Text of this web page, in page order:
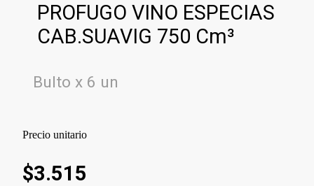
PROFUGO VINO ESPECIAS
CAB.SUAVIG 750 Cm³
Bulto x 6 un
Precio unitario
$3.515